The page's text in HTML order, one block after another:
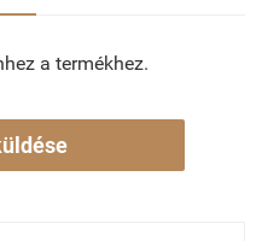
a termékhez.